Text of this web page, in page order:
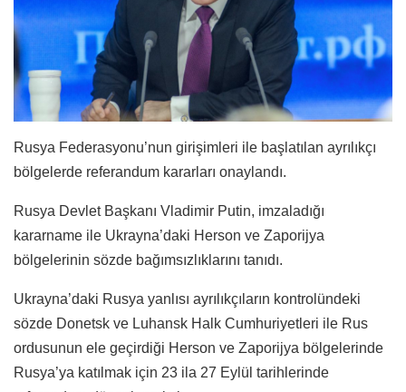
Rusya Federasyonu’nun girişimleri ile başlatılan ayrılıkçı
bölgelerde referandum kararları onaylandı.
Rusya Devlet Başkanı Vladimir Putin, imzaladığı
kararname ile Ukrayna’daki Herson ve Zaporijya
bölgelerinin sözde bağımsızlıklarını tanıdı.
Ukrayna’daki Rusya yanlısı ayrılıkçıların kontrolündeki
sözde Donetsk ve Luhansk Halk Cumhuriyetleri ile Rus
ordusunun ele geçirdiği Herson ve Zaporijya bölgelerinde
Rusya’ya katılmak için 23 ila 27 Eylül tarihlerinde